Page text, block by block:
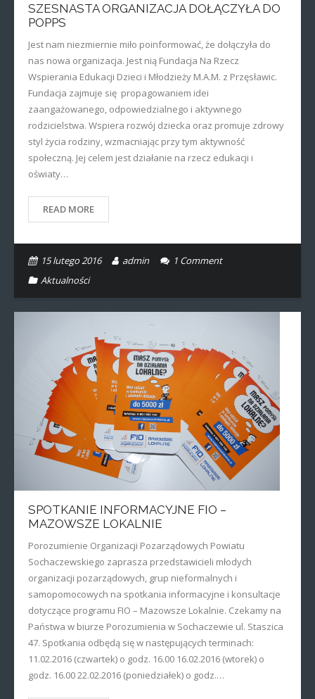
SZESNASTA ORGANIZACJA DOŁĄCZYŁA DO
POPPS
Jest nam niezmiernie miło poinformować, że dołączyła do
nas nowa organizacja. Jest nią Fundacja Na Rzecz
Wspierania Edukacji Dzieci i Młodzieży M.A.M. z Przęsławic.
Fundacja zajmuje się propagowaniem idei
zaangażowanego, odpowiedzialnego i aktywnego
rodzicielstwa. Wspiera rozwój dziecka oraz promuje zdrowy
styl życia rodziny, wzmacniając przy tym aktywność
społeczną. Jej celem jest działanie na rzecz edukacji i
oświaty…
READ MORE
15 lutego 2016 admin 1 Comment
Aktualności
SPOTKANIE INFORMACYJNE FIO –
MAZOWSZE LOKALNIE
Porozumienie Organizacji Pozarządowych Powiatu
Sochaczewskiego zaprasza przedstawicieli młodych
organizacji pozarządowych, grup nieformalnych i
samopomocowych na spotkania informacyjne i konsultacje
dotyczące programu FIO – Mazowsze Lokalnie. Czekamy na
Państwa w biurze Porozumienia w Sochaczewie ul. Staszica
47. Spotkania odbędą się w następujących terminach:
11.02.2016 (czwartek) o godz. 16.00 16.02.2016 (wtorek) o
godz. 16.00 22.02.2016 (poniedziałek) o godz.…